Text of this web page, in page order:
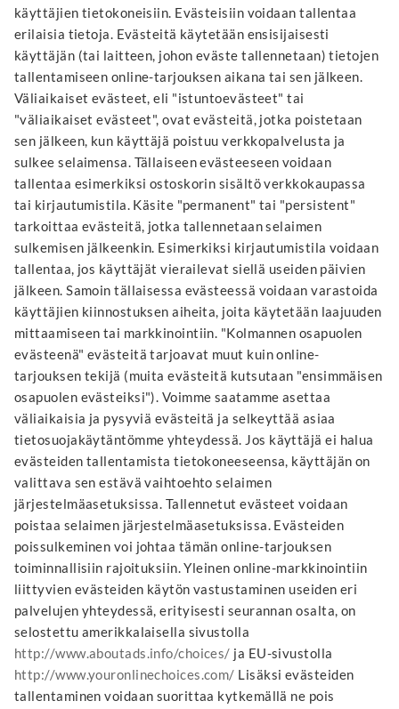
käyttäjien tietokoneisiin. Evästeisiin voidaan tallentaa
erilaisia tietoja. Evästeitä käytetään ensisijaisesti
käyttäjän (tai laitteen, johon eväste tallennetaan) tietojen
tallentamiseen online-tarjouksen aikana tai sen jälkeen.
Väliaikaiset evästeet, eli "istuntoevästeet" tai
"väliaikaiset evästeet", ovat evästeitä, jotka poistetaan
sen jälkeen, kun käyttäjä poistuu verkkopalvelusta ja
sulkee selaimensa. Tällaiseen evästeeseen voidaan
tallentaa esimerkiksi ostoskorin sisältö verkkokaupassa
tai kirjautumistila. Käsite "permanent" tai "persistent"
tarkoittaa evästeitä, jotka tallennetaan selaimen
sulkemisen jälkeenkin. Esimerkiksi kirjautumistila voidaan
tallentaa, jos käyttäjät vierailevat siellä useiden päivien
jälkeen. Samoin tällaisessa evästeessä voidaan varastoida
käyttäjien kiinnostuksen aiheita, joita käytetään laajuuden
mittaamiseen tai markkinointiin. "Kolmannen osapuolen
evästeenä" evästeitä tarjoavat muut kuin online-
tarjouksen tekijä (muita evästeitä kutsutaan "ensimmäisen
osapuolen evästeiksi"). Voimme saatamme asettaa
väliaikaisia ja pysyviä evästeitä ja selkeyttää asiaa
tietosuojakäytäntömme yhteydessä. Jos käyttäjä ei halua
evästeiden tallentamista tietokoneeseensa, käyttäjän on
valittava sen estävä vaihtoehto selaimen
järjestelmäasetuksissa. Tallennetut evästeet voidaan
poistaa selaimen järjestelmäasetuksissa. Evästeiden
poissulkeminen voi johtaa tämän online-tarjouksen
toiminnallisiin rajoituksiin. Yleinen online-markkinointiin
liittyvien evästeiden käytön vastustaminen useiden eri
palvelujen yhteydessä, erityisesti seurannan osalta, on
selostettu amerikkalaisella sivustolla
http://www.aboutads.info/choices/ ja EU-sivustolla
http://www.youronlinechoices.com/ Lisäksi evästeiden
tallentaminen voidaan suorittaa kytkemällä ne pois